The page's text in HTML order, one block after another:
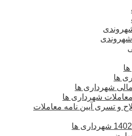
ها
مالی شهرداری ها
معاملات شهرداری ها
و تسری آیین نامه معاملات